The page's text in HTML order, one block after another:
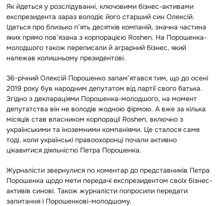
Як йдеться у розслідуванні, ключовими бізнес-активами
експрезидента зараз володіє його старший син Олексій.
Ідеться про близько п’ять десятків компаній, значна частина
яких прямо пов’язана з корпорацією Roshen. На Порошенка-
молодшого також переписали й аграрний бізнес, який
належав колишньому президентові.
36-річний Олексій Порошенко запам’ятався тим, що до осені
2019 року був народним депутатом від партії свого батька.
Згідно з деклараціями Порошенка-молодшого, на момент
депутатства він не володів жодною фірмою. А вже за кілька
місяців став власником корпорації Roshen, включно з
українськими та іноземними компаніями. Це сталося саме
тоді, коли українські правоохоронці почали активно
цікавитися діяльністю Петра Порошенка.
Журналісти звернулися по коментар до представників Петра
Порошенка щодо мети передачі експрезидентом своїх бізнес-
активів синові. Також журналісти попросили передати
запитання і Порошенкові-молодшому.